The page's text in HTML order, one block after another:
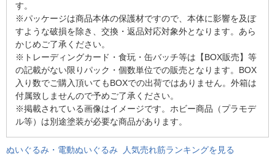
す。
※パッケージは商品本体の保護材ですので、本体に影響を及ぼ
すような破損を除き、交換・返品対応対象外となります。あら
かじめご了承ください。
※トレーディングカード・食玩・缶バッチ等は【BOX販売】等
の記載がない限りパック・個数単位での販売となります。BOX
入り数でご購入頂いてもBOXでの出荷ではありません。外箱は
付属致しませんので予めご了承ください。
※掲載されている画像はイメージです。ホビー商品（プラモデ
ル等）は別途塗装が必要な商品があります。
ぬいぐるみ・電動ぬいぐるみ 人気売れ筋ランキングを見る